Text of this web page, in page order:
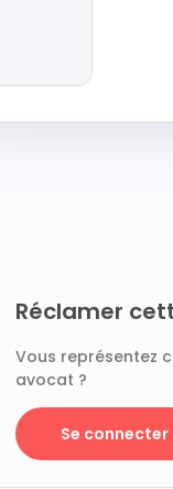
Réclamer
Vous représentez
avocat ?
Se